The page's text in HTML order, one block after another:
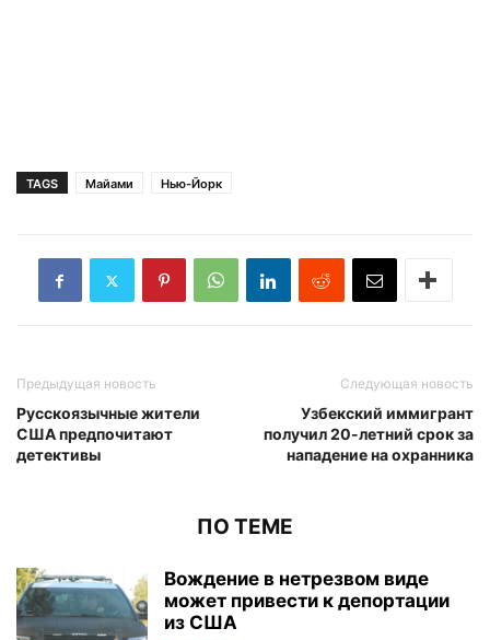
TAGS Майами Нью-Йорк
Предыдущая новость
Русскоязычные жители
США предпочитают
детективы
Следующая новость
Узбекский иммигрант
получил 20-летний срок за
нападение на охранника
ПО ТЕМЕ
Вождение в нетрезвом виде
может привести к депортации
из США